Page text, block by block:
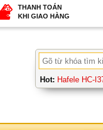
THANH TOÁN
KHI GIAO HÀNG
Hot: Hafele HC-